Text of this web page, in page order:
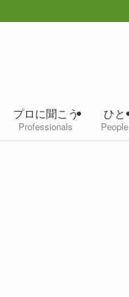
プロに聞こう
Professionals
ひと
People